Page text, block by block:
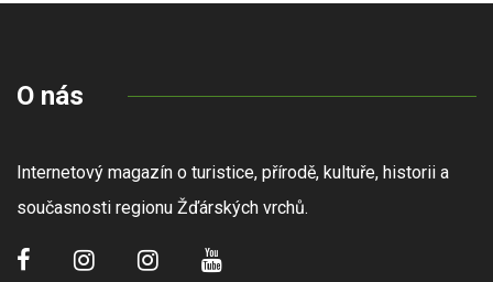
O nás
Internetový magazín o turistice, přírodě, kultuře, historii a
současnosti regionu Žďárských vrchů.